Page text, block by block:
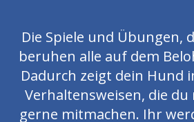
Die Spiele und Übungen,
beruhen alle auf dem
Dadurch zeigt dein Hund
Verhaltensweisen, die du
gerne mitmachen. Ihr